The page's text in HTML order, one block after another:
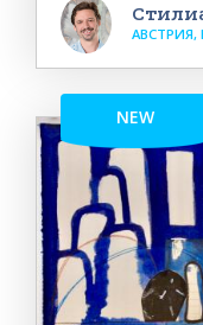
АВСТРИЯ,
NEW